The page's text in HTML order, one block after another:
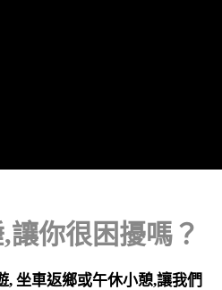
讓你很困擾嗎？
, 坐車返鄉或午休小憩,讓我們